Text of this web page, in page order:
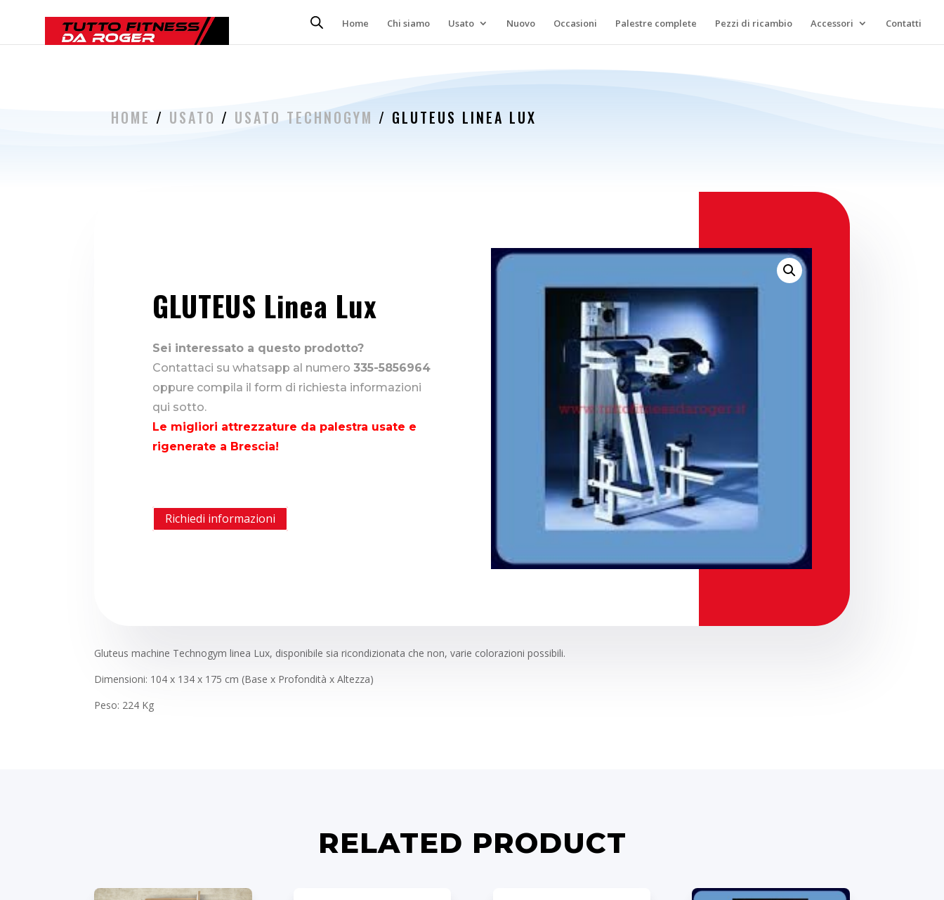
Home Chi siamo Usato Nuovo Occasioni Palestre complete Pezzi di ricambio Accessori Contatti
HOME / USATO / USATO TECHNOGYM / GLUTEUS LINEA LUX
GLUTEUS Linea Lux
Sei interessato a questo prodotto?
Contattaci su whatsapp al numero335-5856964
oppure compila il form di richiesta informazioni
qui sotto.
Le migliori attrezzature da palestra usate e
rigenerate a Brescia!
Richiedi informazioni
Gluteus machine Technogym linea Lux, disponibile sia ricondizionata che non, varie colorazioni possibili.
Dimensioni: 104 x 134 x 175 cm (Base x Profondità x Altezza)
Peso: 224 Kg
RELATED PRODUCT